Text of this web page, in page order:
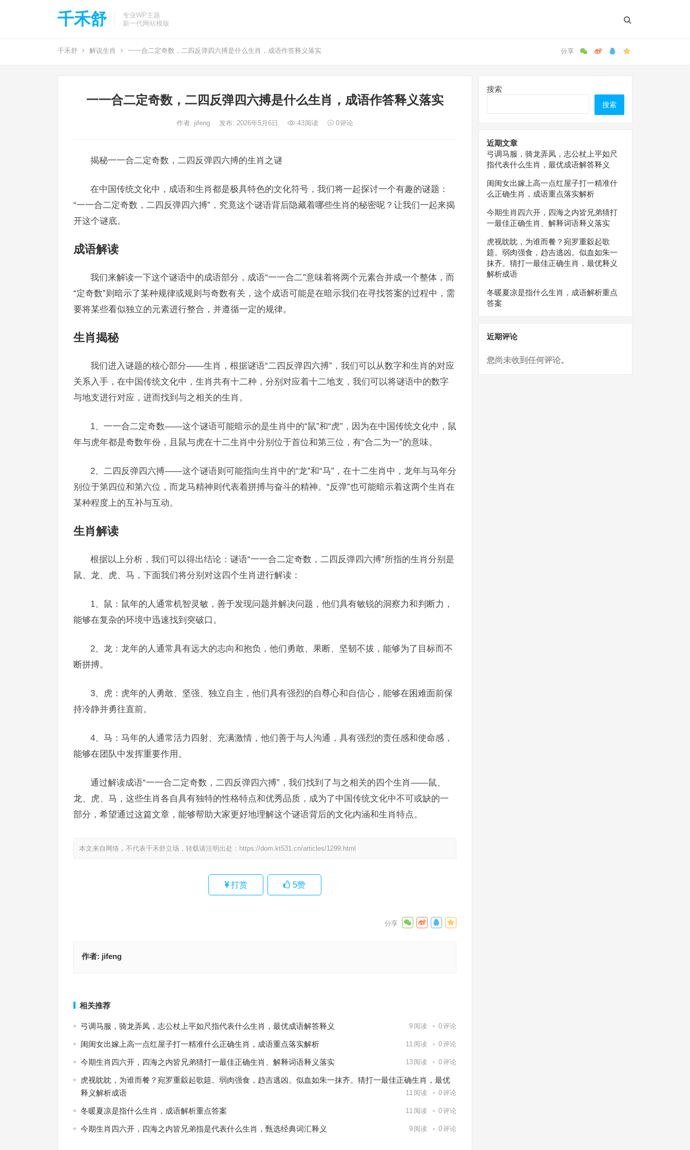
千禾舒
专业WP主题
新一代网站模版
千禾舒 解说生肖 一一合二定奇数，二四反弹四六搏是什么生肖，成语作答释义落实
一一合二定奇数，二四反弹四六搏是什么生肖，成语作答释义落实
作者: jifeng 发布: 2026年5月6日 43阅读 0评论
揭秘一一合二定奇数，二四反弹四六搏的生肖之谜
在中国传统文化中，成语和生肖都是极具特色的文化符号，我们将一起探讨一个有趣的谜题：
“一一合二定奇数，二四反弹四六搏”，究竟这个谜语背后隐藏着哪些生肖的秘密呢？让我们一起来揭
开这个谜底。
成语解读
我们来解读一下这个谜语中的成语部分，成语“一一合二”意味着将两个元素合并成一个整体，而
“定奇数”则暗示了某种规律或规则与奇数有关，这个成语可能是在暗示我们在寻找答案的过程中，需
要将某些看似独立的元素进行整合，并遵循一定的规律。
生肖揭秘
我们进入谜题的核心部分——生肖，根据谜语“二四反弹四六搏”，我们可以从数字和生肖的对应
关系入手，在中国传统文化中，生肖共有十二种，分别对应着十二地支，我们可以将谜语中的数字
与地支进行对应，进而找到与之相关的生肖。
1、一一合二定奇数——这个谜语可能暗示的是生肖中的“鼠”和“虎”，因为在中国传统文化中，鼠
年与虎年都是奇数年份，且鼠与虎在十二生肖中分别位于首位和第三位，有“合二为一”的意味。
2、二四反弹四六搏——这个谜语则可能指向生肖中的“龙”和“马”，在十二生肖中，龙年与马年分
别位于第四位和第六位，而龙马精神则代表着拼搏与奋斗的精神。“反弹”也可能暗示着这两个生肖在
某种程度上的互补与互动。
生肖解读
根据以上分析，我们可以得出结论：谜语“一一合二定奇数，二四反弹四六搏”所指的生肖分别是
鼠、龙、虎、马，下面我们将分别对这四个生肖进行解读：
1、鼠：鼠年的人通常机智灵敏，善于发现问题并解决问题，他们具有敏锐的洞察力和判断力，
能够在复杂的环境中迅速找到突破口。
2、龙：龙年的人通常具有远大的志向和抱负，他们勇敢、果断、坚韧不拔，能够为了目标而不
断拼搏。
3、虎：虎年的人勇敢、坚强、独立自主，他们具有强烈的自尊心和自信心，能够在困难面前保
持冷静并勇往直前。
4、马：马年的人通常活力四射、充满激情，他们善于与人沟通，具有强烈的责任感和使命感，
能够在团队中发挥重要作用。
通过解读成语“一一合二定奇数，二四反弹四六搏”，我们找到了与之相关的四个生肖——鼠、
龙、虎、马，这些生肖各自具有独特的性格特点和优秀品质，成为了中国传统文化中不可或缺的一
部分，希望通过这篇文章，能够帮助大家更好地理解这个谜语背后的文化内涵和生肖特点。
本文来自网络，不代表千禾舒立场，转载请注明出处： https://dom.kt531.cn/articles/1299.html
打赏 5赞
作者: jifeng
相关推荐
弓调马服，骑龙弄凤，志公杖上平如尺指代表什么生肖，最优成语解答释义 9 阅读 0评论
闺闺女出嫁上高一点红屋子打一精准什么正确生肖，成语重点落实解析 11 阅读 0评论
今期生肖四六开，四海之内皆兄弟猜打一最佳正确生肖、解释词语释义落实 13 阅读 0评论
虎视眈眈，为谁而餐？宛罗重縠起歌筵。弱肉强食，趋吉逃凶。似血如朱一抹齐。猜打一最佳正确生肖，最优
释义解析成语
11 阅读 0评论
冬暖夏凉是指什么生肖，成语解析重点答案 11 阅读 0评论
今期生肖四六开，四海之内皆兄弟指是代表什么生肖，甄选经典词汇释义 9 阅读 0评论
搜索
搜索
近期文章
弓调马服，骑龙弄凤，志公杖上平如尺
指代表什么生肖，最优成语解答释义
闺闺女出嫁上高一点红屋子打一精准什
么正确生肖，成语重点落实解析
今期生肖四六开，四海之内皆兄弟猜打
一最佳正确生肖、解释词语释义落实
虎视眈眈，为谁而餐？宛罗重縠起歌
筵。弱肉强食，趋吉逃凶。似血如朱一
抹齐。猜打一最佳正确生肖，最优释义
解析成语
冬暖夏凉是指什么生肖，成语解析重点
答案
近期评论
您尚未收到任何评论。